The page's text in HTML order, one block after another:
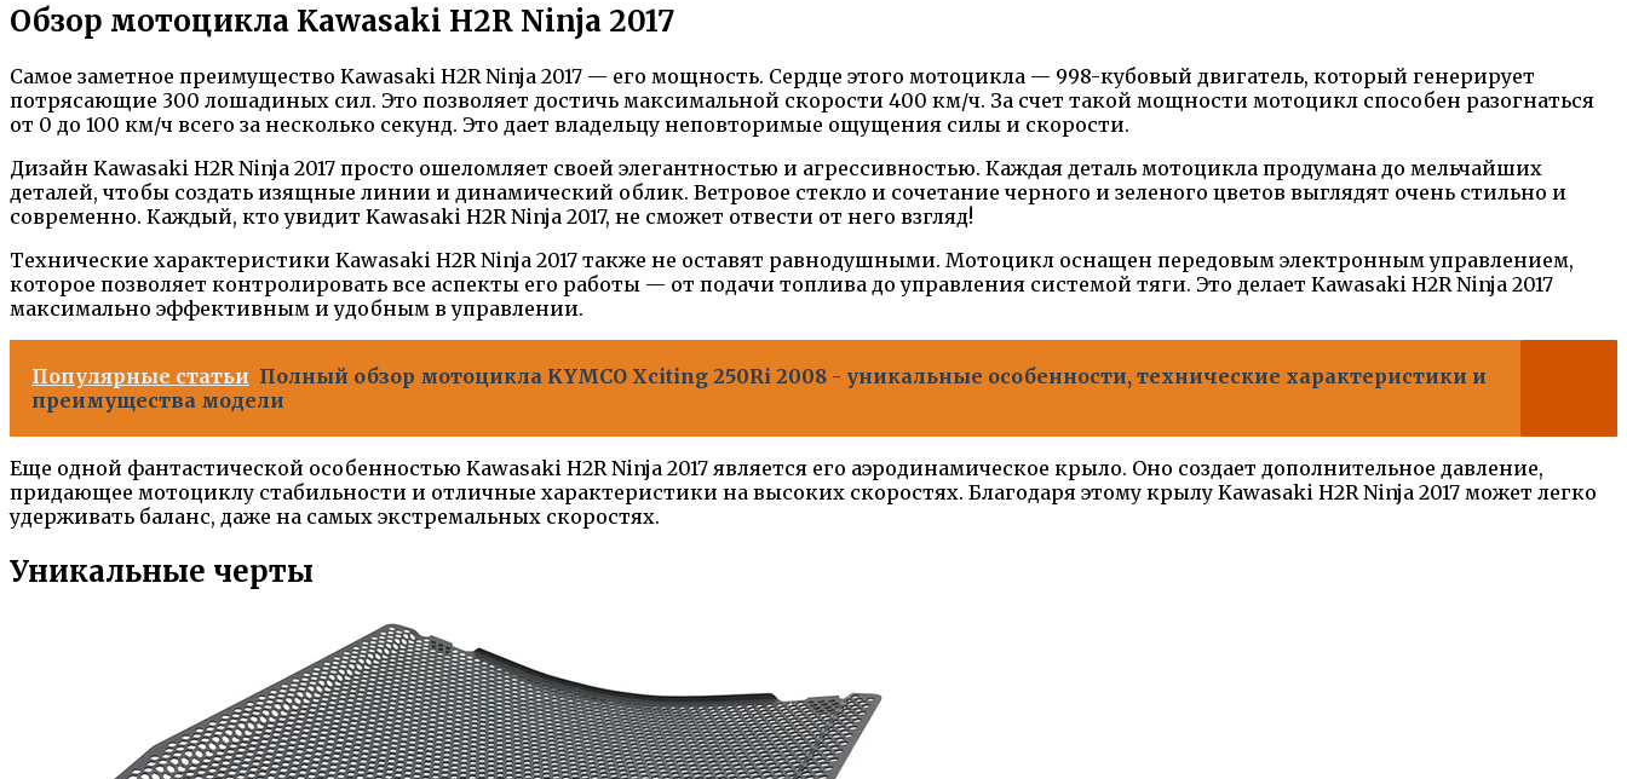
Обзор мотоцикла Kawasaki H2R Ninja 2017
Самое заметное преимущество Kawasaki H2R Ninja 2017 — его мощность. Сердце этого мотоцикла — 998-кубовый двигатель, который генерирует
потрясающие 300 лошадиных сил. Это позволяет достичь максимальной скорости 400 км/ч. За счет такой мощности мотоцикл способен разогнаться
от 0 до 100 км/ч всего за несколько секунд. Это дает владельцу неповторимые ощущения силы и скорости.
Дизайн Kawasaki H2R Ninja 2017 просто ошеломляет своей элегантностью и агрессивностью. Каждая деталь мотоцикла продумана до мельчайших
деталей, чтобы создать изящные линии и динамический облик. Ветровое стекло и сочетание черного и зеленого цветов выглядят очень стильно и
современно. Каждый, кто увидит Kawasaki H2R Ninja 2017, не сможет отвести от него взгляд!
Технические характеристики Kawasaki H2R Ninja 2017 также не оставят равнодушными. Мотоцикл оснащен передовым электронным управлением,
которое позволяет контролировать все аспекты его работы — от подачи топлива до управления системой тяги. Это делает Kawasaki H2R Ninja 2017
максимально эффективным и удобным в управлении.
Популярные статьи Полный обзор мотоцикла KYMCO Xciting 250Ri 2008 - уникальные особенности, технические характеристики и
преимущества модели
Еще одной фантастической особенностью Kawasaki H2R Ninja 2017 является его аэродинамическое крыло. Оно создает дополнительное давление,
придающее мотоциклу стабильности и отличные характеристики на высоких скоростях. Благодаря этому крылу Kawasaki H2R Ninja 2017 может легко
удерживать баланс, даже на самых экстремальных скоростях.
Уникальные черты